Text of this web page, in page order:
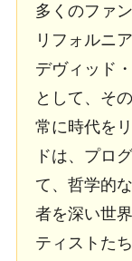
多くのファ
リフォルニ
デヴィッド
として、その
常に時代を
ドは、プロ
て、哲学的
者を深い世
ティストた